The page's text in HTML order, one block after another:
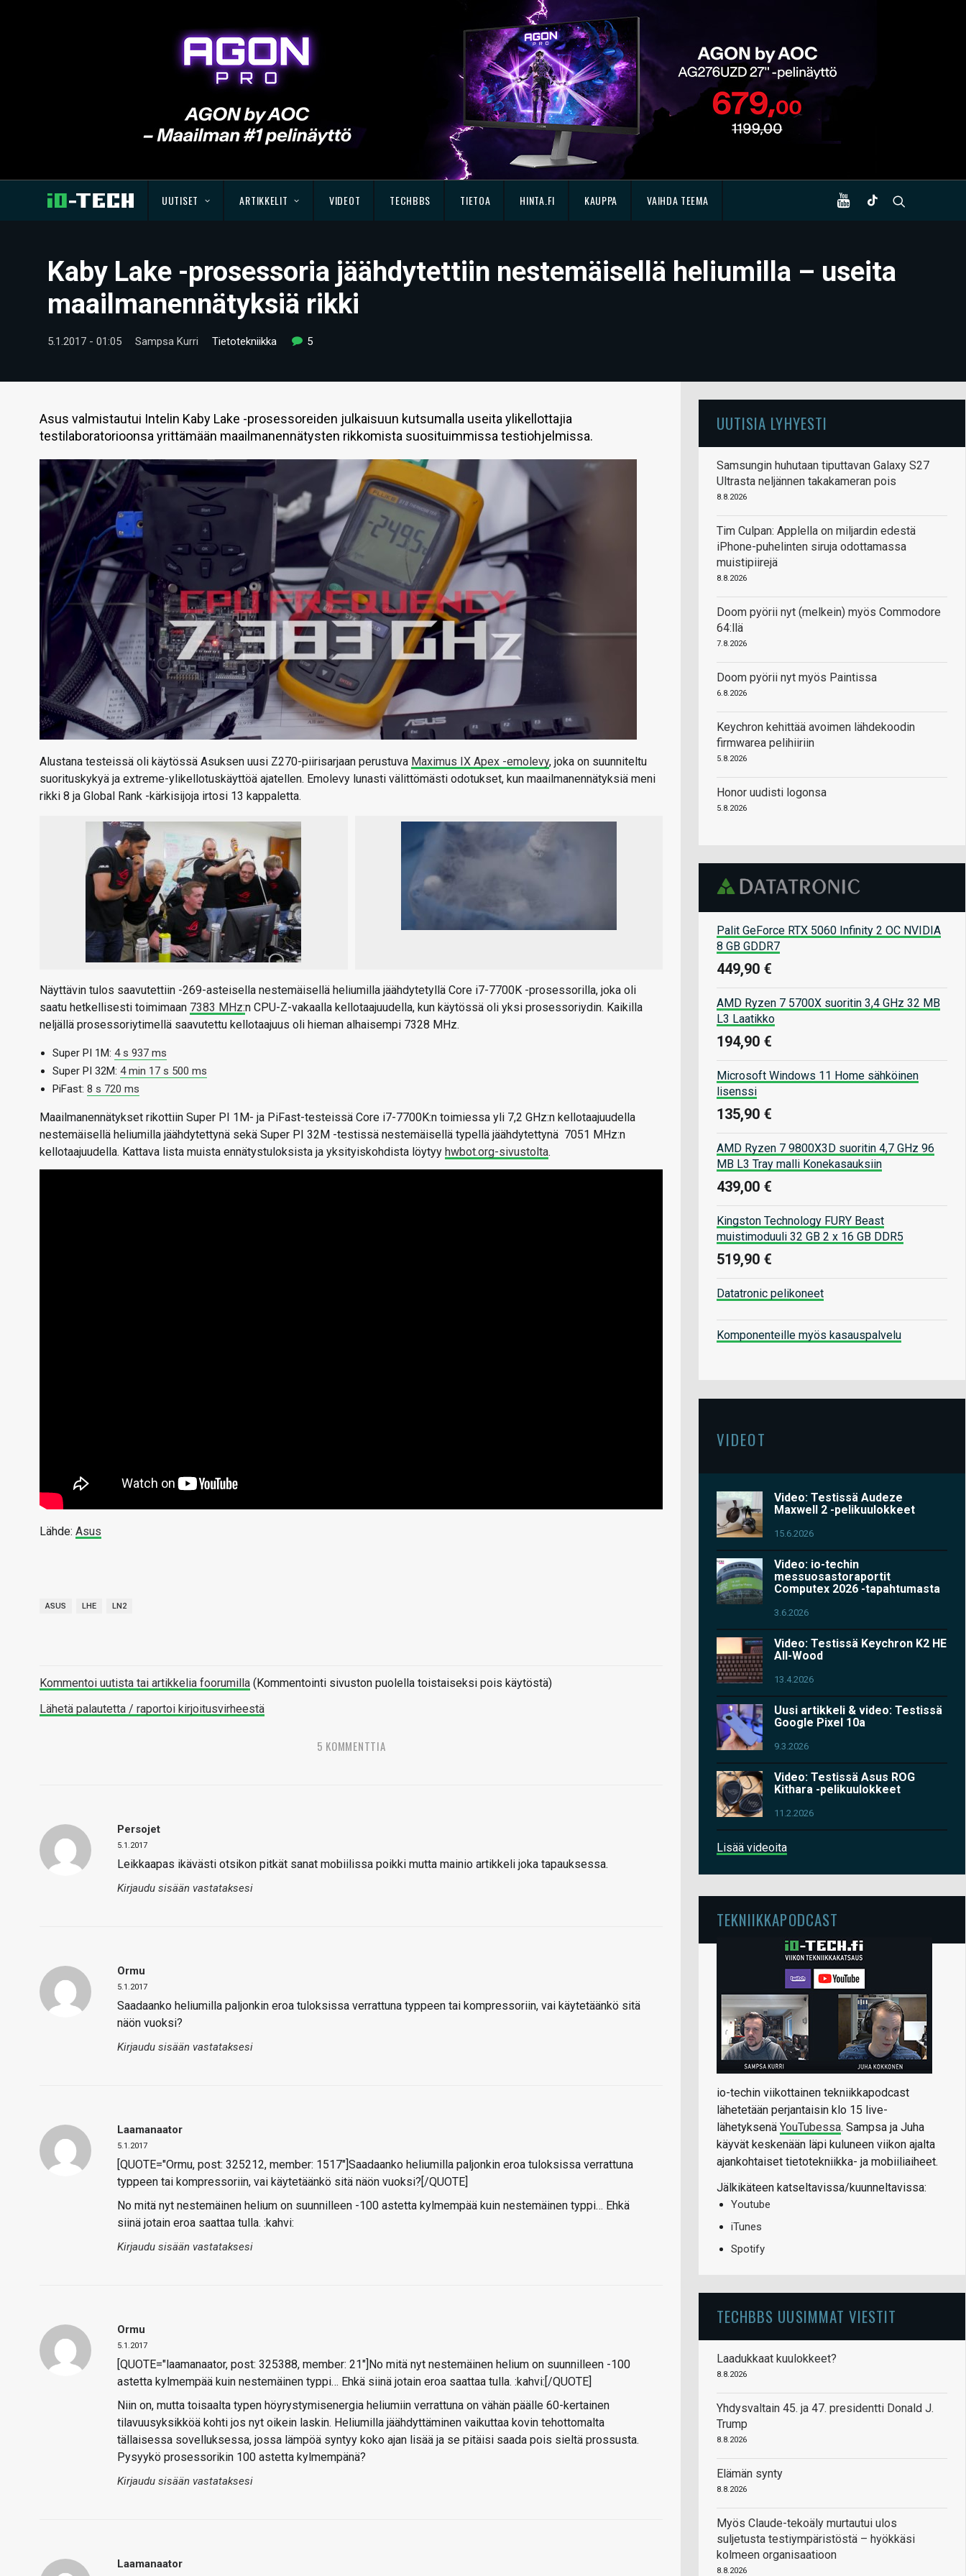
UUTISET ARTIKKELIT VIDEOT TECHBBS TIETOA HINTA.FI KAUPPA VAIHDA TEEMA
Kaby Lake -prosessoria jäähdytettiin nestemäisellä heliumilla – useita
maailmanennätyksiä rikki
5.1.2017 - 01:05 Sampsa Kurri Tietotekniikka 5
Asus valmistautui Intelin Kaby Lake -prosessoreiden julkaisuun kutsumalla useita ylikellottajia
testilaboratorioonsa yrittämään maailmanennätysten rikkomista suosituimmissa testiohjelmissa.
Alustana testeissä oli käytössä Asuksen uusi Z270-piirisarjaan perustuva Maximus IX Apex -emolevy, joka on suunniteltu
suorituskykyä ja extreme-ylikellotuskäyttöä ajatellen. Emolevy lunasti välittömästi odotukset, kun maailmanennätyksiä meni
rikki 8 ja Global Rank -kärkisijoja irtosi 13 kappaletta.
Näyttävin tulos saavutettiin -269-asteisella nestemäisellä heliumilla jäähdytetyllä Core i7-7700K -prosessorilla, joka oli
saatu hetkellisesti toimimaan 7383 MHz:n CPU-Z-vakaalla kellotaajuudella, kun käytössä oli yksi prosessoriydin. Kaikilla
neljällä prosessoriytimellä saavutettu kellotaajuus oli hieman alhaisempi 7328 MHz.
Super PI 1M: 4 s 937 ms
Super PI 32M: 4 min 17 s 500 ms
PiFast: 8 s 720 ms
Maailmanennätykset rikottiin Super PI 1M- ja PiFast-testeissä Core i7-7700K:n toimiessa yli 7,2 GHz:n kellotaajuudella
nestemäisellä heliumilla jäähdytettynä sekä Super PI 32M -testissä nestemäisellä typellä jäähdytettynä 7051 MHz:n
kellotaajuudella. Kattava lista muista ennätystuloksista ja yksityiskohdista löytyy hwbot.org-sivustolta.
Lähde: Asus
ASUS LHE LN2
Kommentoi uutista tai artikkelia foorumilla (Kommentointi sivuston puolella toistaiseksi pois käytöstä)
Lähetä palautetta / raportoi kirjoitusvirheestä
5 KOMMENTTIA
Persojet
5.1.2017
Leikkaapas ikävästi otsikon pitkät sanat mobiilissa poikki mutta mainio artikkeli joka tapauksessa.
Kirjaudu sisään vastataksesi
Ormu
5.1.2017
Saadaanko heliumilla paljonkin eroa tuloksissa verrattuna typpeen tai kompressoriin, vai käytetäänkö sitä
näön vuoksi?
Kirjaudu sisään vastataksesi
Laamanaator
5.1.2017
[QUOTE="Ormu, post: 325212, member: 1517"]Saadaanko heliumilla paljonkin eroa tuloksissa verrattuna
typpeen tai kompressoriin, vai käytetäänkö sitä näön vuoksi?[/QUOTE]
No mitä nyt nestemäinen helium on suunnilleen -100 astetta kylmempää kuin nestemäinen typpi… Ehkä
siinä jotain eroa saattaa tulla. :kahvi:
Kirjaudu sisään vastataksesi
Ormu
5.1.2017
[QUOTE="laamanaator, post: 325388, member: 21"]No mitä nyt nestemäinen helium on suunnilleen -100
astetta kylmempää kuin nestemäinen typpi… Ehkä siinä jotain eroa saattaa tulla. :kahvi:[/QUOTE]
Niin on, mutta toisaalta typen höyrystymisenergia heliumiin verrattuna on vähän päälle 60-kertainen
tilavuusyksikköä kohti jos nyt oikein laskin. Heliumilla jäähdyttäminen vaikuttaa kovin tehottomalta
tällaisessa sovelluksessa, jossa lämpöä syntyy koko ajan lisää ja se pitäisi saada pois sieltä prossusta.
Pysyykö prosessorikin 100 astetta kylmempänä?
Kirjaudu sisään vastataksesi
Laamanaator
UUTISIA LYHYESTI
Samsungin huhutaan tiputtavan Galaxy S27
Ultrasta neljännen takakameran pois
8.8.2026
Tim Culpan: Applella on miljardin edestä
iPhone-puhelinten siruja odottamassa
muistipiirejä
8.8.2026
Doom pyörii nyt (melkein) myös Commodore
64:llä
7.8.2026
Doom pyörii nyt myös Paintissa
6.8.2026
Keychron kehittää avoimen lähdekoodin
firmwarea pelihiiriin
5.8.2026
Honor uudisti logonsa
5.8.2026
Palit GeForce RTX 5060 Infinity 2 OC NVIDIA
8 GB GDDR7
449,90 €
AMD Ryzen 7 5700X suoritin 3,4 GHz 32 MB
L3 Laatikko
194,90 €
Microsoft Windows 11 Home sähköinen
lisenssi
135,90 €
AMD Ryzen 7 9800X3D suoritin 4,7 GHz 96
MB L3 Tray malli Konekasauksiin
439,00 €
Kingston Technology FURY Beast
muistimoduuli 32 GB 2 x 16 GB DDR5
519,90 €
Datatronic pelikoneet
Komponenteille myös kasauspalvelu
VIDEOT
Video: Testissä Audeze
Maxwell 2 -pelikuulokkeet
15.6.2026
Video: io-techin
messuosastoraportit
Computex 2026 -tapahtumasta
3.6.2026
Video: Testissä Keychron K2 HE
All-Wood
13.4.2026
Uusi artikkeli & video: Testissä
Google Pixel 10a
9.3.2026
Video: Testissä Asus ROG
Kithara -pelikuulokkeet
11.2.2026
Lisää videoita
TEKNIIKKAPODCAST
io-techin viikottainen tekniikkapodcast
lähetetään perjantaisin klo 15 live-
lähetyksenä YouTubessa. Sampsa ja Juha
käyvät keskenään läpi kuluneen viikon ajalta
ajankohtaiset tietotekniikka- ja mobiiliaiheet.
Jälkikäteen katseltavissa/kuunneltavissa:
Youtube
iTunes
Spotify
TECHBBS UUSIMMAT VIESTIT
Laadukkaat kuulokkeet?
8.8.2026
Yhdysvaltain 45. ja 47. presidentti Donald J.
Trump
8.8.2026
Elämän synty
8.8.2026
Myös Claude-tekoäly murtautui ulos
suljetusta testiympäristöstä – hyökkäsi
kolmeen organisaatioon
8.8.2026